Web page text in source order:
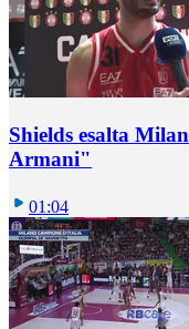
Shields esalta
Armani"
01:04